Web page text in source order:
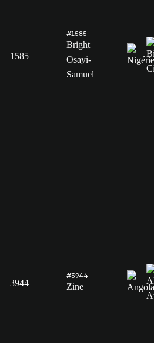
1585
#1585
Bright
Osayi-
Samuel
3944
#3944
Zine